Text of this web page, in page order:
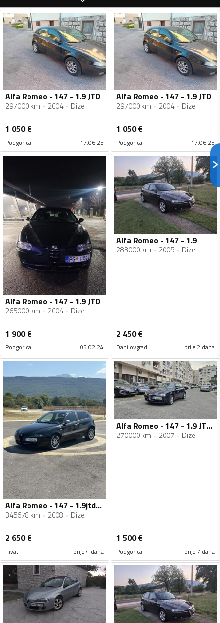
Alfa Romeo - 147 - 1.9 JTD
297000 km 2004 Dizel
1 050€
Podgorica 17.06.25
Alfa Romeo - 147 - 1.9 JTD
297000 km 2004 Dizel
1 050€
Podgorica 17.06.25
Alfa Romeo - 147 - 1.9 JTD
265000 km 2004 Dizel
1 900€
Podgorica 05.02.24
Alfa Romeo - 147 - 1.9
283000 km 2005 Dizel
2 450€
Danilovgrad prije 2 dana
Alfa Romeo - 147 - 1.9jtdm 110kw
345678 km 2008 Dizel
2 650€
Tivat prije 4 dana
Alfa Romeo - 147 - 1.9 JTDM
270000 km 2007 Dizel
1 500€
Podgorica prije 7 dana